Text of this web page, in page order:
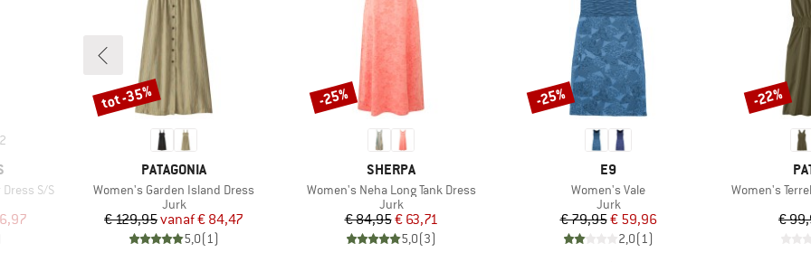
2
S/S
prijs
MERK
PATAGONIA
Artikel
Women's Garden Island Dress
Productgroep
Jurk
Prijs
€ 129,95 Verlaagde prijs
vanaf€ 84,47
5,0(1)
Korting
tot -35%
MERK
SHERPA
Artikel
Women's Neha Long Tank Dress
Productgroep
Jurk
Prijs
€ 84,95Verlaagde prijs
€ 63,71
5,0(3)
Korting
-25%
MERK
E9
Artikel
Women's Vale
Productgroep
Jurk
Prijs
€ 79,95Verlaagde prijs
€ 59,96
2,0(1)
Korting
-25%
Artikel
Women's
€
Korting
-22%